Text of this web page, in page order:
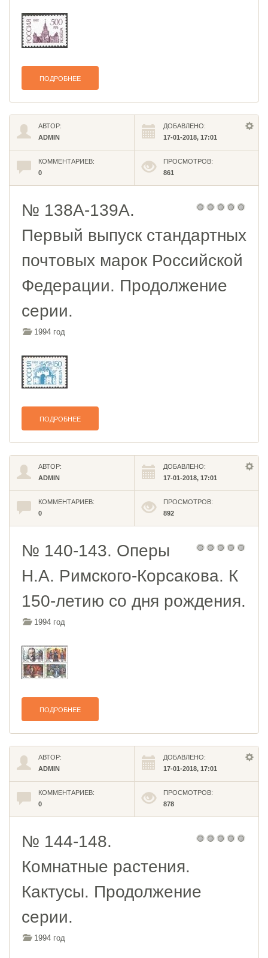
ПОДРОБНЕЕ
АВТОР:
ADMIN
ДОБАВЛЕНО:
17-01-2018, 17:01
КОММЕНТАРИЕВ:
0
ПРОСМОТРОВ:
861
№ 138A-139A.
Первый выпуск стандартных
почтовых марок Российской
Федерации. Продолжение
серии.
1994 год
ПОДРОБНЕЕ
АВТОР:
ADMIN
ДОБАВЛЕНО:
17-01-2018, 17:01
КОММЕНТАРИЕВ:
0
ПРОСМОТРОВ:
892
№ 140-143. Оперы
Н.А. Римского-Корсакова. К
150-летию со дня рождения.
1994 год
ПОДРОБНЕЕ
АВТОР:
ADMIN
ДОБАВЛЕНО:
17-01-2018, 17:01
КОММЕНТАРИЕВ:
0
ПРОСМОТРОВ:
878
№ 144-148.
Комнатные растения.
Кактусы. Продолжение
серии.
1994 год